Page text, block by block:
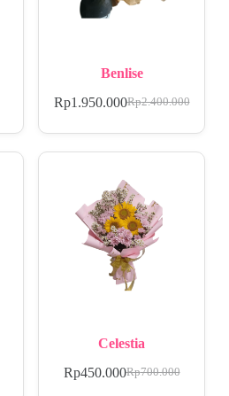
Benlise
Rp2.400.000
Rp1.950.000
Celestia
Rp700.000
Rp450.000